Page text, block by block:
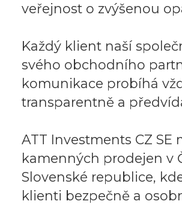
veřejnost o zvýšenou
Každý klient naší
svého obchodního
komunikace probíhá
transparentně a
ATT Investments CZ SE
kamenných prodejen v
Slovenské republice,
klienti bezpečně a